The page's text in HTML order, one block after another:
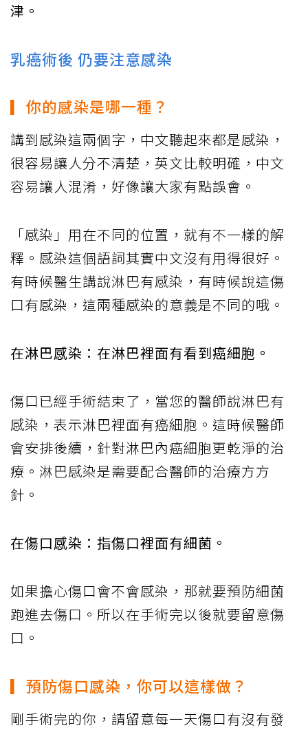
津。
乳癌術後 仍要注意感染
▎你的感染是哪一種？
講到感染這兩個字，中文聽起來都是感染，
很容易讓人分不清楚，英文比較明確，中文
容易讓人混淆，好像讓大家有點誤會。
「感染」用在不同的位置，就有不一樣的解
釋。感染這個語詞其實中文沒有用得很好。
有時候醫生講說淋巴有感染，有時候說這傷
口有感染，這兩種感染的意義是不同的哦。
在淋巴感染：在淋巴裡面有看到癌細胞。
傷口已經手術結束了，當您的醫師說淋巴有
感染，表示淋巴裡面有癌細胞。這時候醫師
會安排後續，針對淋巴內癌細胞更乾淨的治
療。淋巴感染是需要配合醫師的治療方方
針。
在傷口感染：指傷口裡面有細菌。
如果擔心傷口會不會感染，那就要預防細菌
跑進去傷口。所以在手術完以後就要留意傷
口。
▎預防傷口感染，你可以這樣做？
剛手術完的你，請留意每一天傷口有沒有發